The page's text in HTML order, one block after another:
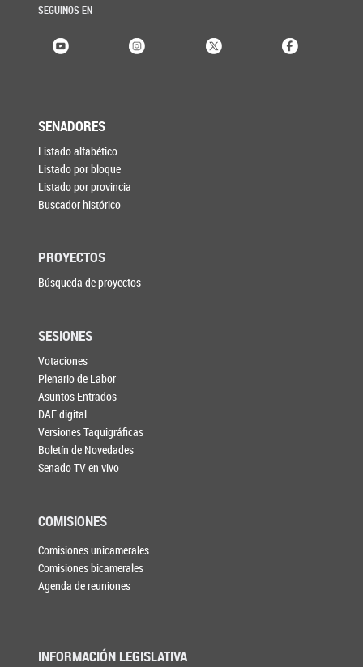
SEGUINOS EN
SENADORES
Listado alfabético
Listado por bloque
Listado por provincia
Buscador histórico
PROYECTOS
Búsqueda de proyectos
SESIONES
Votaciones
Plenario de Labor
Asuntos Entrados
DAE digital
Versiones Taquigráficas
Boletín de Novedades
Senado TV en vivo
COMISIONES
Comisiones unicamerales
Comisiones bicamerales
Agenda de reuniones
INFORMACIÓN LEGISLATIVA